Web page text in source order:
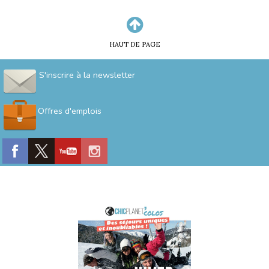
HAUT DE PAGE
S'inscrire à la newsletter
Offres d'emplois